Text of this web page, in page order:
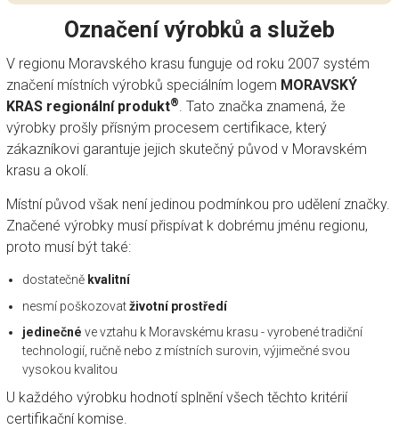
Označení výrobků a služeb
V regionu Moravského krasu funguje od roku 2007 systém
značení místních výrobků speciálním logem MORAVSKÝ
KRAS regionální produkt®. Tato značka znamená, že
výrobky prošly přísným procesem certifikace, který
zákazníkovi garantuje jejich skutečný původ v Moravském
krasu a okolí.
Místní původ však není jedinou podmínkou pro udělení značky.
Značené výrobky musí přispívat k dobrému jménu regionu,
proto musí být také:
dostatečně kvalitní
nesmí poškozovatživotní prostředí
jedinečné ve vztahu k Moravskému krasu - vyrobené tradiční
technologií, ručně nebo z místních surovin, výjimečné svou
vysokou kvalitou
U každého výrobku hodnotí splnění všech těchto kritérií
certifikační komise.